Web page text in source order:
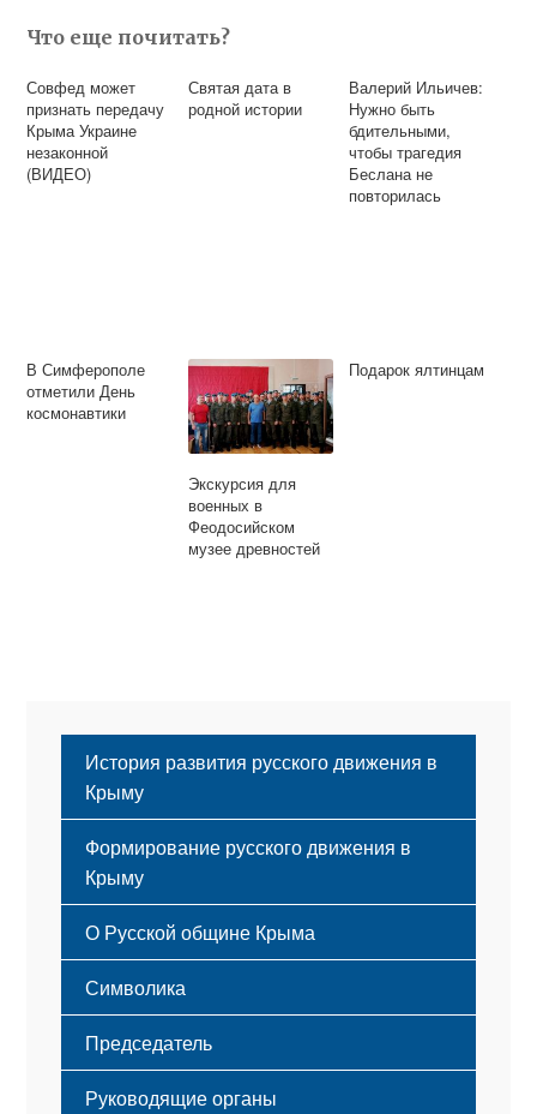
Что еще почитать?
Совфед может
признать передачу
Крыма Украине
незаконной
(ВИДЕО)
Святая дата в
родной истории
Валерий Ильичев:
Нужно быть
бдительными,
чтобы трагедия
Беслана не
повторилась
В Симферополе
отметили День
космонавтики
Экскурсия для
военных в
Феодосийском
музее древностей
Подарок ялтинцам
История развития русского движения в
Крыму
Формирование русского движения в
Крыму
Русский Крым
О Русской общине Крыма
Этапы становления
Принципы деятельности
Структура
Мероприятия
Символика
Флаг
Герб
Гимн
Председатель
Руководящие органы